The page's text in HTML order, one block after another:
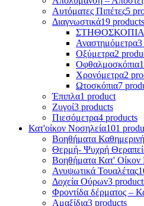
Αυτόματες Πιπέτες5
Διαγνωστικά19 products
ΣΤΗΘΟΣΚΟΠΙΑ
Αναστημόμετρα3
Οξύμετρα2
Οφθαλμοσκόπια
Χρονόμετρα2
Ωτοσκόπια7
Έπιπλα1 product
Ζυγοί3 products
Πιεσόμετρα4 products
Κατ'οίκον Νοσηλεία101
Βοηθήματα
Θερμή- Ψυχρή
Βοηθήματα Κατ' Οίκον
Ανυψωτικά Τουαλέτας
Δοχεία Ούρων3
Φροντίδα δέρματος –
Αμαξίδια3 products